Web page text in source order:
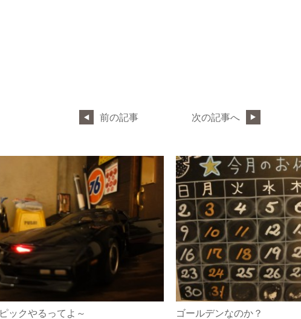
前の記事 次の記事へ
ックやるってよ～ ゴールデンなのか？